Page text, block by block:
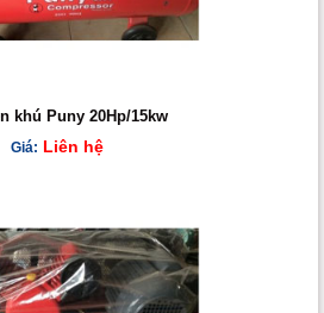
khú Puny 20Hp/15kw
Giá: Liên hệ